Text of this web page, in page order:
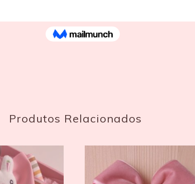
Produtos Relacionados